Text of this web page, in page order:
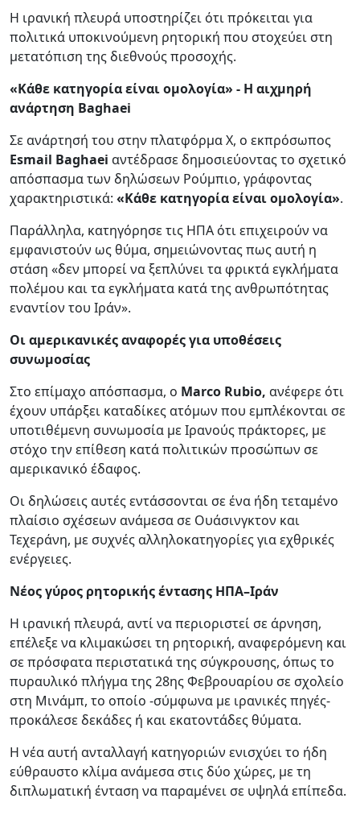
Η ιρανική πλευρά υποστηρίζει ότι πρόκειται για
πολιτικά υποκινούμενη ρητορική που στοχεύει στη
μετατόπιση της διεθνούς προσοχής.
«Κάθε κατηγορία είναι ομολογία» - Η αιχμηρή
ανάρτηση Baghaei
Σε ανάρτησή του στην πλατφόρμα X, ο εκπρόσωπος
Esmail Baghaei αντέδρασε δημοσιεύοντας το σχετικό
απόσπασμα των δηλώσεων Ρούμπιο, γράφοντας
χαρακτηριστικά: «Κάθε κατηγορία είναι ομολογία».
Παράλληλα, κατηγόρησε τις ΗΠΑ ότι επιχειρούν να
εμφανιστούν ως θύμα, σημειώνοντας πως αυτή η
στάση «δεν μπορεί να ξεπλύνει τα φρικτά εγκλήματα
πολέμου και τα εγκλήματα κατά της ανθρωπότητας
εναντίον του Ιράν».
Οι αμερικανικές αναφορές για υποθέσεις
συνωμοσίας
Στο επίμαχο απόσπασμα, ο Marco Rubio, ανέφερε ότι
έχουν υπάρξει καταδίκες ατόμων που εμπλέκονται σε
υποτιθέμενη συνωμοσία με Ιρανούς πράκτορες, με
στόχο την επίθεση κατά πολιτικών προσώπων σε
αμερικανικό έδαφος.
Οι δηλώσεις αυτές εντάσσονται σε ένα ήδη τεταμένο
πλαίσιο σχέσεων ανάμεσα σε Ουάσινγκτον και
Τεχεράνη, με συχνές αλληλοκατηγορίες για εχθρικές
ενέργειες.
Νέος γύρος ρητορικής έντασης ΗΠΑ–Ιράν
Η ιρανική πλευρά, αντί να περιοριστεί σε άρνηση,
επέλεξε να κλιμακώσει τη ρητορική, αναφερόμενη και
σε πρόσφατα περιστατικά της σύγκρουσης, όπως το
πυραυλικό πλήγμα της 28ης Φεβρουαρίου σε σχολείο
στη Μινάμπ, το οποίο -σύμφωνα με ιρανικές πηγές-
προκάλεσε δεκάδες ή και εκατοντάδες θύματα.
Η νέα αυτή ανταλλαγή κατηγοριών ενισχύει το ήδη
εύθραυστο κλίμα ανάμεσα στις δύο χώρες, με τη
διπλωματική ένταση να παραμένει σε υψηλά επίπεδα.